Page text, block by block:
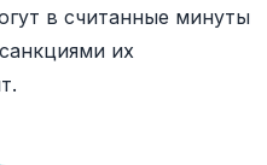
в считанные минуты
их